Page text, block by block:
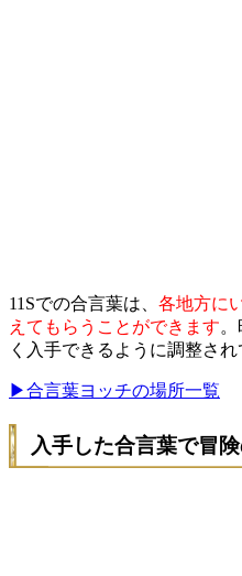
11Sでの合言葉は、 各地方に
えてもらうことができます
く入手できるように調整され
▶合言葉ヨッチの場所一覧
入手した合言葉で冒